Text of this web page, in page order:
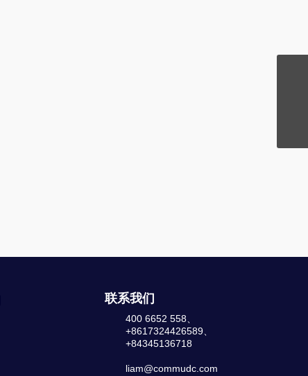
联系我们
400 6652 558、
+8617324426589、
+84345136718
liam@commudc.com